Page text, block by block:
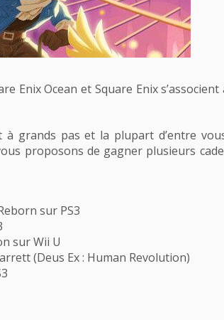
Enix Ocean et Square Enix
à grands pas et la plupart d’entre
proposons de gagner plusieurs
sur PS3
sur Wii U
(Deus Ex : Human Revolution)